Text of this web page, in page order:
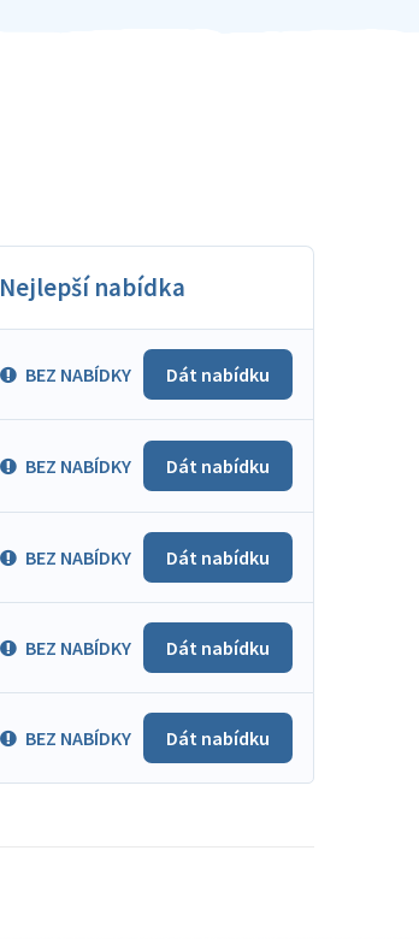
Nejlepší nabídka
BEZ NABÍDKY Dát nabídku
BEZ NABÍDKY Dát nabídku
BEZ NABÍDKY Dát nabídku
BEZ NABÍDKY Dát nabídku
BEZ NABÍDKY Dát nabídku